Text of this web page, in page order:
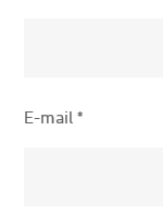
E-mail*